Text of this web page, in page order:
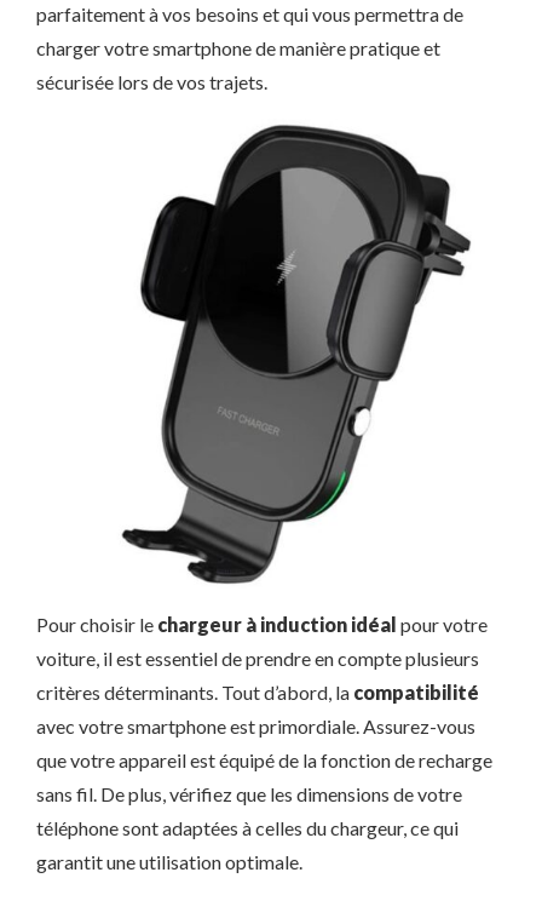
parfaitement à vos besoins et qui vous permettra de
charger votre smartphone de manière pratique et
sécurisée lors de vos trajets.
Pour choisir le chargeur à induction idéal pour votre
voiture, il est essentiel de prendre en compte plusieurs
critères déterminants. Tout d’abord, la compatibilité
avec votre smartphone est primordiale. Assurez-vous
que votre appareil est équipé de la fonction de recharge
sans fil. De plus, vérifiez que les dimensions de votre
téléphone sont adaptées à celles du chargeur, ce qui
garantit une utilisation optimale.